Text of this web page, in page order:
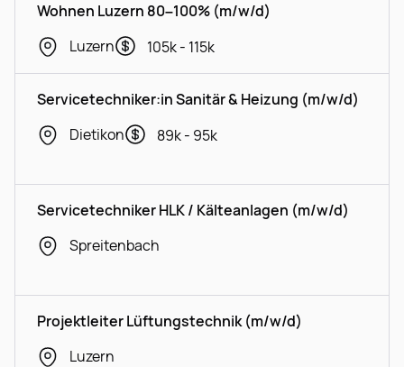
Wohnen Luzern 80–100% (m/w/d)
Luzern
105k - 115k
Servicetechniker:in Sanitär & Heizung (m/w/d)
Dietikon
89k - 95k
Servicetechniker HLK / Kälteanlagen (m/w/d)
Spreitenbach
Projektleiter Lüftungstechnik (m/w/d)
Luzern